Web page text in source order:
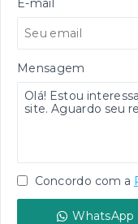
E-mail
Mensagem
Concordo com a
WhatsApp